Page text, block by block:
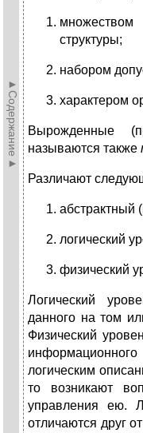
►Содержание►
структуры;
набором
характером
Вырожденные
называются также
Различают
абстрактный
логический
физический
Логический
данного на том
Физический
логическим
то возникают
управления ею.
отличаются друг